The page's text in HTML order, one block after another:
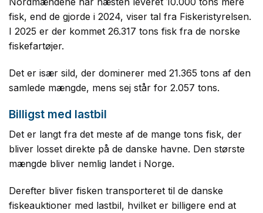
fisk, end de gjorde i 2024, viser tal fra Fiskeristyrelsen.
I 2025 er der kommet 26.317 tons fisk fra de norske
fiskefartøjer.
Det er især sild, der dominerer med 21.365 tons af den
samlede mængde, mens sej står for 2.057 tons.
Billigst med lastbil
Det er langt fra det meste af de mange tons fisk, der
bliver losset direkte på de danske havne. Den største
mængde bliver nemlig landet i Norge.
Derefter bliver fisken transporteret til de danske
fiskeauktioner med lastbil, hvilket er billigere end at